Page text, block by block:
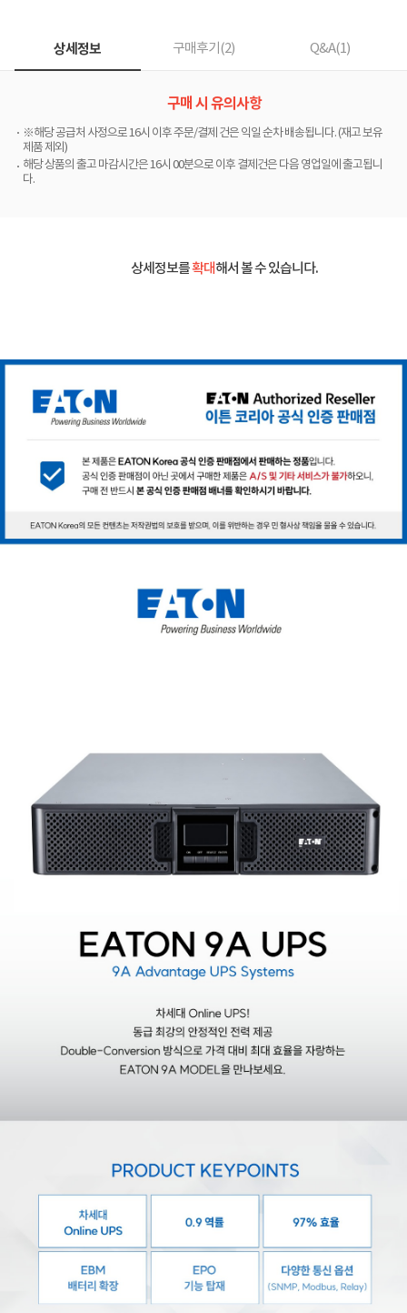
상세정보 구매후기(2) Q&A(1)
구매 시 유의사항
※해당 공급처 사정으로 16시 이후 주문/결제 건은 익일 순차 배송됩니다. (재고 보유
제품 제외)
해당 상품의 출고 마감시간은 16시 00분으로 이후 결제건은 다음 영업일에 출고됩니
다.
상세정보를확대해서 볼 수 있습니다.